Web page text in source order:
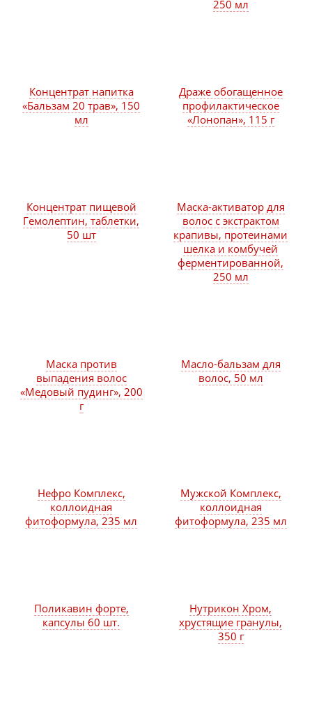
250 мл
Драже обогащенное
профилактическое
«Лонопан», 115 г
Концентрат напитка
«Бальзам 20 трав», 150
мл
Концентрат пищевой
Гемолептин, таблетки,
50 шт
Маска-активатор для
волос с экстрактом
крапивы, протеинами
шелка и комбучей
ферментированной,
250 мл
Маска против
выпадения волос
«Медовый пудинг», 200
г
Масло-бальзам для
волос, 50 мл
Мужской Комплекс,
коллоидная
фитоформула, 235 мл
Нефро Комплекс,
коллоидная
фитоформула, 235 мл
Нутрикон Хром,
хрустящие гранулы,
350 г
Поликавин форте,
капсулы 60 шт.